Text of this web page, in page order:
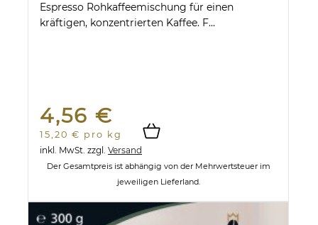
Espresso Rohkaffeemischung für einen
kräftigen, konzentrierten Kaffee. F...
4,56 €
15,20 € pro kg
inkl. MwSt. zzgl. Versand
Der Gesamtpreis ist abhängig von der Mehrwertsteuer im
jeweiligen Lieferland.